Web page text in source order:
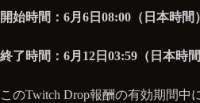
開始時間：6月6日08:00（日本時間）
終了時間：6月12日03:59（日本時間
このTwitch Drop報酬の有効期間中